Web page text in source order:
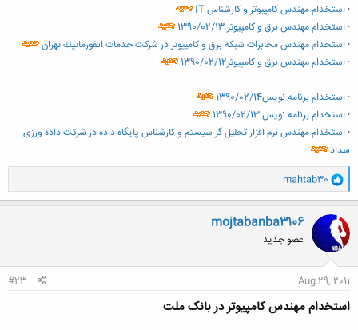
· استخدام مهندس کامپيوتر و کارشناس IT
· استخدام مهندس برق و کامپیوتر 1390/02/13
· استخدام مهندس مخابرات شبکه برق و کامپیوتر در شركت خدمات انفورماتیك تهران
· استخدام مهندس برق و کامپیوتر1390/02/12
· استخدام برنامه نویس1390/02/14
· استخدام برنامه نویس 1390/02/13
· استخدام مهندس نرم افزار تحلیل گر سیستم و کارشناس پایگاه داده در شركت داده ورزی
سداد
و
ا
ک
ن
ش
ه
ا
mahtab30
mojtabanba3106
عضو جدید
Aug 29, 2011
#23
استخدام مهندس کامپیوتر در بانک ملت